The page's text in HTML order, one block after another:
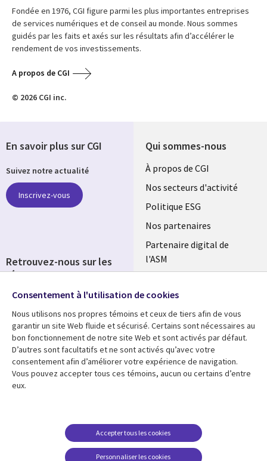
Fondée en 1976, CGI figure parmi les plus importantes entreprises
de services numériques et de conseil au monde. Nous sommes
guidés par les faits et axés sur les résultats afin d’accélérer le
rendement de vos investissements.
A propos de CGI
© 2026 CGI inc.
Qui sommes-nous
Useful
links
FRANCE
À propos de CGI
Nos secteurs d'activité
Politique ESG
Nos partenaires
Partenaire digital de
l'ASM
Fusions
Ressources
Library
Links
Articles
Blog
Support
Legal
Accessibilité
conditions juridiques
FAQ Carrières
En savoir plus sur CGI
Suivez notre actualité
Inscrivez-vous
Retrouvez-nous sur les
réseaux
Social
Media
FRANCE
Consentement à l'utilisation de cookies
Nous utilisons nos propres témoins et ceux de tiers afin de vous
garantir un site Web fluide et sécurisé. Certains sont nécessaires au
bon fonctionnement de notre site Web et sont activés par défaut.
D’autres sont facultatifs et ne sont activés qu’avec votre
consentement afin d’améliorer votre expérience de navigation.
Vous pouvez accepter tous ces témoins, aucun ou certains d’entre
eux.
Personnaliser les cookies
Accepter tous les cookies